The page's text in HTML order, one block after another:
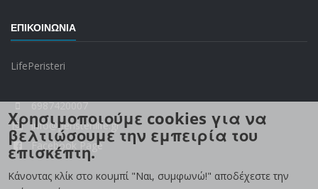
ΕΠΙΚΟΙΝΩΝΊΑ
LifePeristeri
6987420007
info@peristerilife.gr
Facebook Page
Χρησιμοποιούμε cookies για να
βελτιώσουμε την εμπειρία του
επισκέπτη.
Κάνοντας κλίκ στο κουμπί "Ναι, συμφωνώ!" αποδέχεστε την